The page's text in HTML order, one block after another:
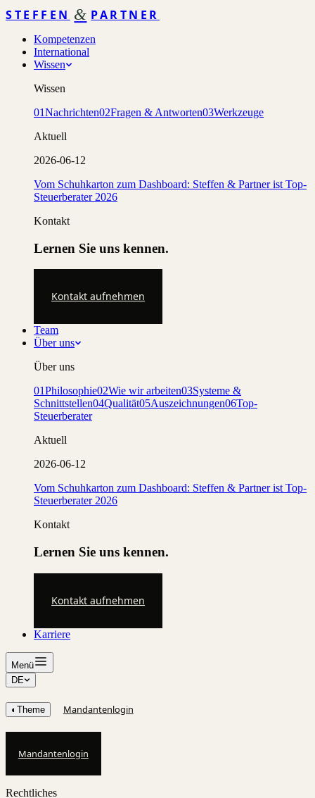
STEFFEN & PARTNER
Kompetenzen
International
Wissen
Wissen
01Nachrichten02Fragen & Antworten03Werkzeuge
Aktuell
2026-06-12
Vom Schuhkarton zum Dashboard: Steffen & Partner ist Top-
Steuerberater 2026
Kontakt
Lernen Sie uns kennen.
Kontakt aufnehmen
Team
Über uns
Über uns
01Philosophie02Wie wir arbeiten03Systeme &
Schnittstellen04Qualität05Auszeichnungen06Top-
Steuerberater
Aktuell
2026-06-12
Vom Schuhkarton zum Dashboard: Steffen & Partner ist Top-
Steuerberater 2026
Kontakt
Lernen Sie uns kennen.
Kontakt aufnehmen
Karriere
Menü
DE
◐ Theme Mandantenlogin
Mandantenlogin
Rechtliches